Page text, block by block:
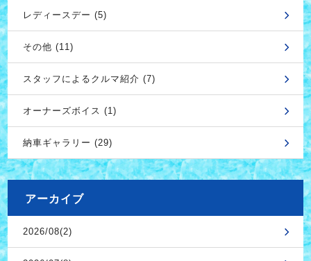
レディースデー (5)
その他 (11)
スタッフによるクルマ紹介 (7)
オーナーズボイス (1)
納車ギャラリー (29)
アーカイブ
2026/08(2)